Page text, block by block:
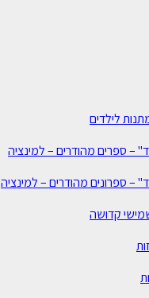
לילדים
– ספרים מהודרים – למינציה
– ספרונים מהודרים – למינציה
קדושה